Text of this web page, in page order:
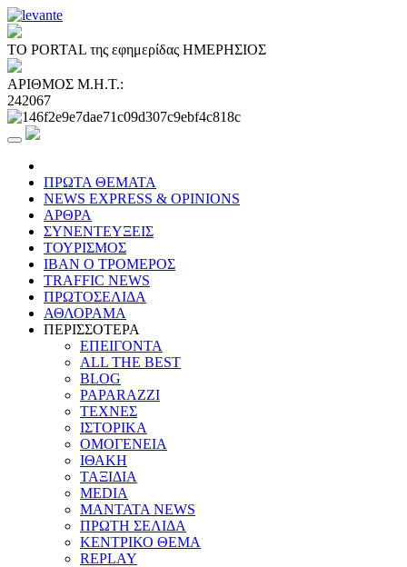
ΤΟ PORTAL της εφημερίδας ΗΜΕΡΗΣΙΟΣ
ΑΡΙΘΜΟΣ Μ.Η.Τ.:
242067
ΠΡΩΤΑ ΘΕΜΑΤΑ
NEWS EXPRESS & OPINIONS
ΑΡΘΡΑ
ΣΥΝΕΝΤΕΥΞΕΙΣ
ΤΟΥΡΙΣΜΟΣ
ΙΒΑΝ Ο ΤΡΟΜΕΡΟΣ
TRAFFIC NEWS
ΠΡΩΤΟΣΕΛΙΔΑ
ΑΘΛΟΡΑΜΑ
ΠΕΡΙΣΣΟΤΕΡΑ
ΕΠΕΙΓΟΝΤΑ
ALL THE BEST
BLOG
PAPARAZZI
ΤΕΧΝΕΣ
ΙΣΤΟΡΙΚΑ
ΟΜΟΓΕΝΕΙΑ
ΙΘΑΚΗ
ΤΑΞΙΔΙΑ
MEDIA
MANTATA NEWS
ΠΡΩΤΗ ΣΕΛΙΔΑ
ΚΕΝΤΡΙΚΟ ΘΕΜΑ
REPLAY